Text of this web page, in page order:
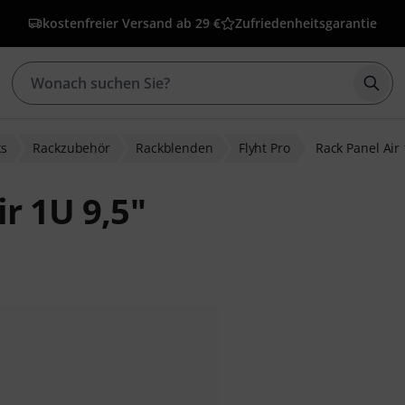
kostenfreier Versand ab 29 € Zufriedenheitsgarantie
Rackzubehör Rackblenden Flyht Pro Rack Panel Air
1U 9,5"